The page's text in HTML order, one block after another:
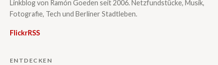
Linkblog von Ramón Goeden seit 2006. Netzfundstücke, Musik,
Fotografie, Tech und Berliner Stadtleben.
FlickrRSS
ENTDECKEN